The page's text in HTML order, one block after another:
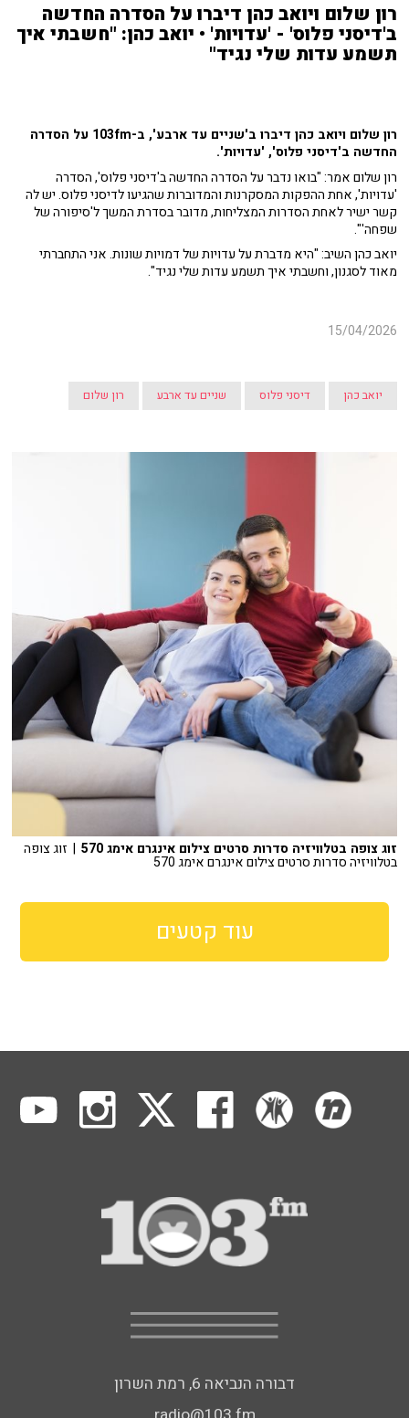
רון שלום ויואב כהן דיברו על הסדרה החדשה
ב'דיסני פלוס' - 'עדויות' • יואב כהן: "חשבתי איך
תשמע עדות שלי נגיד"
רון שלום ויואב כהן דיברו ב'שניים עד ארבע', ב-103fm על הסדרה
החדשה ב'דיסני פלוס', 'עדויות'.
רון שלום אמר: "בואו נדבר על הסדרה החדשה ב'דיסני פלוס', הסדרה
'עדויות', אחת ההפקות המסקרנות והמדוברות שהגיעו לדיסני פלוס. יש לה
קשר ישיר לאחת הסדרות המצליחות, מדובר בסדרת המשך ל'סיפורה של
שפחה'".
יואב כהן השיב: "היא מדברת על עדויות של דמויות שונות. אני התחברתי
מאוד לסגנון, וחשבתי איך תשמע עדות שלי נגיד".
15/04/2026
יואב כהן דיסני פלוס שניים עד ארבע רון שלום
זוג צופה בטלוויזיה סדרות סרטים צילום אינגרם אימג 570 | זוג צופה
בטלוויזיה סדרות סרטים צילום אינגרם אימג 570
עוד קטעים
דבורה הנביאה 6, רמת השרון